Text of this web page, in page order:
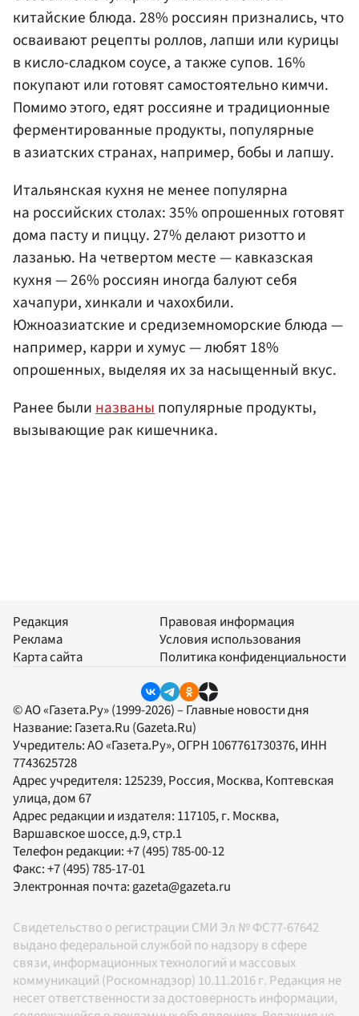
китайские блюда. 28% россиян признались, что
осваивают рецепты роллов, лапши или курицы
в кисло-сладком соусе, а также супов. 16%
покупают или готовят самостоятельно кимчи.
Помимо этого, едят россияне и традиционные
ферментированные продукты, популярные
в азиатских странах, например, бобы и лапшу.
Итальянская кухня не менее популярна
на российских столах: 35% опрошенных готовят
дома пасту и пиццу. 27% делают ризотто и
лазанью. На четвертом месте — кавказская
кухня — 26% россиян иногда балуют себя
хачапури, хинкали и чахохбили.
Южноазиатские и средиземноморские блюда —
например, карри и хумус — любят 18%
опрошенных, выделяя их за насыщенный вкус.
Ранее былиназваныпопулярные продукты,
вызывающие рак кишечника.
Редакция
Реклама
Карта сайта
Правовая информация
Условия использования
Политика конфиденциальности
© АО «Газета.Ру» (1999-2026) – Главные новости дня
Название: Газета.Ru (Gazeta.Ru)
Учредитель:АО «Газета.Ру», ОГРН 1067761730376, ИНН
7743625728
Адрес учредителя: 125239, Россия, Москва, Коптевская
улица, дом 67
Адрес редакции и издателя: 117105, г. Москва,
Варшавское шоссе, д.9, стр.1
Телефон редакции:+7 (495) 785-00-12
Факс:+7 (495) 785-17-01
Электронная почта:gazeta@gazeta.ru
Свидетельство о регистрации СМИ Эл № ФС77-67642
выдано федеральной службой по надзору в сфере
связи, информационных технологий и массовых
коммуникаций (Роскомнадзор) 10.11.2016 г. Редакция не
несет ответственности за достоверность информации,